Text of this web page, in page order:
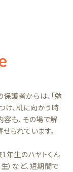
護者からは、「勉
け、机に向かう時
容も、その場で解
られています。
年生のハヤトくん
）など、短期間で